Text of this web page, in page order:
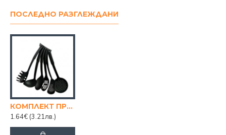
ПОСЛЕДНО РАЗГЛЕЖДАНИ
КОМПЛЕКТ ПРИБОРИ ПВЦ
1.64€ (3.21лв.)